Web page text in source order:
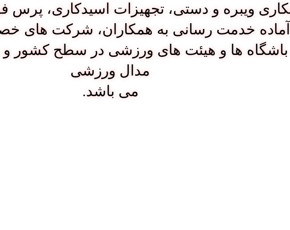
ویبره و دستی، تجهیزات اسیدکاری، پرس
خدمت رسانی به همکاران، شرکت های
باشگاه ها و هیئت های ورزشی در سطح کشور و
مدال ورزشی
می باشد.